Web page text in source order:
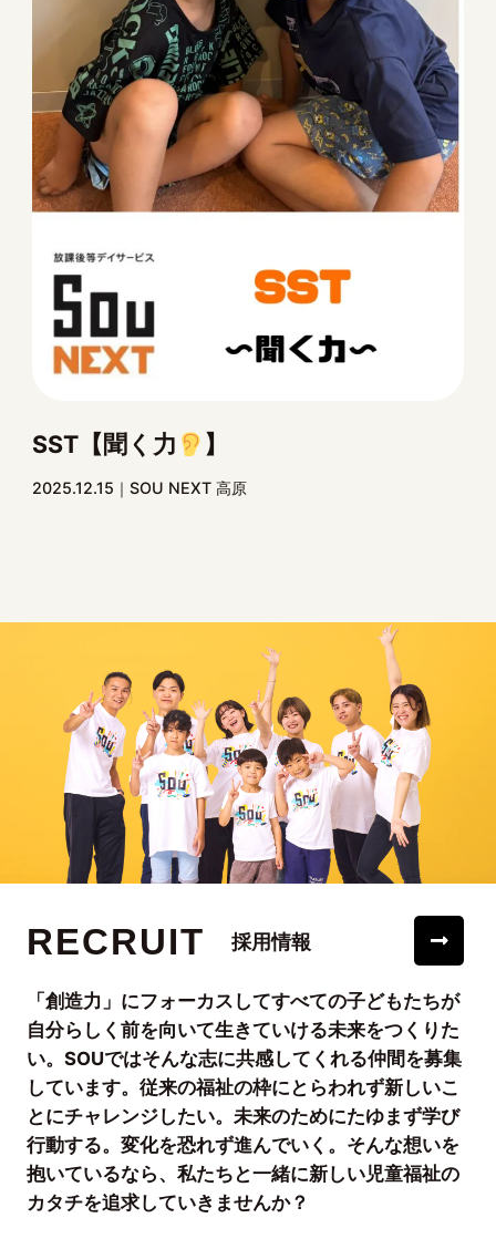
SST【聞く力 】
2025.12.15 SOU NEXT 高原
RECRUIT 採用情報
「創造力」にフォーカスしてすべての子どもたちが
自分らしく前を向いて生きていける未来をつくりた
い。SOUではそんな志に共感してくれる仲間を募集
しています。従来の福祉の枠にとらわれず新しいこ
とにチャレンジしたい。未来のためにたゆまず学び
行動する。変化を恐れず進んでいく。そんな想いを
抱いているなら、私たちと一緒に新しい児童福祉の
カタチを追求していきませんか？